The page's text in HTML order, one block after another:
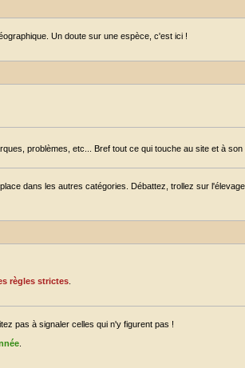
Un doute sur une espèce, c'est ici !
problèmes, etc... Bref tout ce qui touche au site et à son
dans les autres catégories. Débattez, trollez sur
règles strictes
pas à signaler celles qui n'y figurent pas !